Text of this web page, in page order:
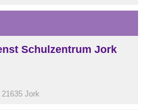
Schulzentrum Jork
Jork
Jork